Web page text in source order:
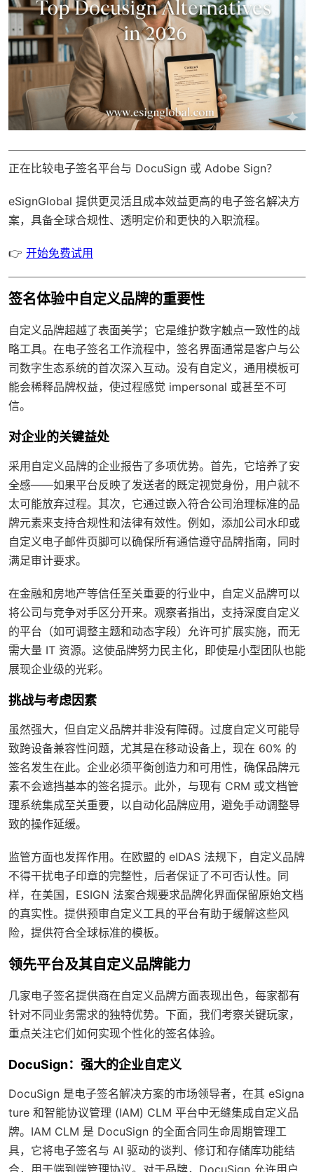
正在比较电子签名平台与 DocuSign 或 Adobe Sign？
eSignGlobal 提供更灵活且成本效益更高的电子签名解决方
案，具备全球合规性、透明定价和更快的入职流程。
👉 开始免费试用
签名体验中自定义品牌的重要性
自定义品牌超越了表面美学；它是维护数字触点一致性的战
略工具。在电子签名工作流程中，签名界面通常是客户与公
司数字生态系统的首次深入互动。没有自定义，通用模板可
能会稀释品牌权益，使过程感觉 impersonal 或甚至不可
信。
对企业的关键益处
采用自定义品牌的企业报告了多项优势。首先，它培养了安
全感——如果平台反映了发送者的既定视觉身份，用户就不
太可能放弃过程。其次，它通过嵌入符合公司治理标准的品
牌元素来支持合规性和法律有效性。例如，添加公司水印或
自定义电子邮件页脚可以确保所有通信遵守品牌指南，同时
满足审计要求。
在金融和房地产等信任至关重要的行业中，自定义品牌可以
将公司与竞争对手区分开来。观察者指出，支持深度自定义
的平台（如可调整主题和动态字段）允许可扩展实施，而无
需大量 IT 资源。这使品牌努力民主化，即使是小型团队也能
展现企业级的光彩。
挑战与考虑因素
虽然强大，但自定义品牌并非没有障碍。过度自定义可能导
致跨设备兼容性问题，尤其是在移动设备上，现在 60% 的
签名发生在此。企业必须平衡创造力和可用性，确保品牌元
素不会遮挡基本的签名提示。此外，与现有 CRM 或文档管
理系统集成至关重要，以自动化品牌应用，避免手动调整导
致的操作延缓。
监管方面也发挥作用。在欧盟的 eIDAS 法规下，自定义品牌
不得干扰电子印章的完整性，后者保证了不可否认性。同
样，在美国，ESIGN 法案合规要求品牌化界面保留原始文档
的真实性。提供预审自定义工具的平台有助于缓解这些风
险，提供符合全球标准的模板。
领先平台及其自定义品牌能力
几家电子签名提供商在自定义品牌方面表现出色，每家都有
针对不同业务需求的独特优势。下面，我们考察关键玩家，
重点关注它们如何实现个性化的签名体验。
DocuSign：强大的企业自定义
DocuSign 是电子签名解决方案的市场领导者，在其 eSigna
ture 和智能协议管理 (IAM) CLM 平台中无缝集成自定义品
牌。IAM CLM 是 DocuSign 的全面合同生命周期管理工
具，它将电子签名与 AI 驱动的谈判、修订和存储库功能结